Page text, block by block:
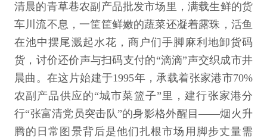
清晨的青草巷农副产品批发市场里，满载生鲜的货
车川流不息，一筐筐鲜嫩的蔬菜还凝着露珠，活鱼
在池中摆尾溅起水花，商户们手脚麻利地卸货码
货，讨价还价声与扫码支付的“滴滴”声交织成市井
晨曲。在这片始建于1995年，承载着张家港市70%
农副产品供应的“城市菜篮子”里，建行张家港分
行“张富清党员突击队”的身影格外醒目——烟火升
腾的日常图景背后是他们扎根市场用脚步丈量需